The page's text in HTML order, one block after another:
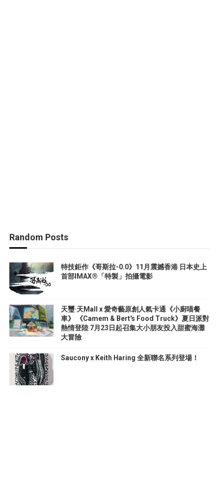
Random Posts
特技鉅作《哥斯拉-0.0》11月震撼香港 日本史上
首部IMAX®「特製」拍攝電影
天璽·天Mall x 愛奇藝原創人氣卡通《小廚喵餐
車》 《Camem & Bert's Food Truck》夏日派對
熱情登陸 7月23日起召集大小朋友投入甜蜜海灘
大冒險
Saucony x Keith Haring 全新聯名系列登場！